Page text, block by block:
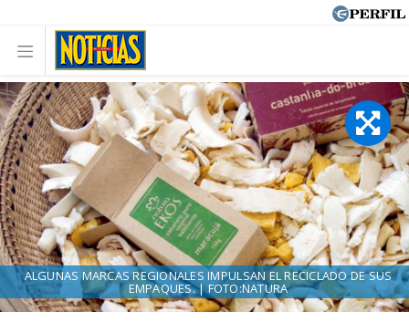
ALGUNAS MARCAS REGIONALES IMPULSAN EL RECICLADO DE SUS
EMPAQUES. | FOTO:NATURA